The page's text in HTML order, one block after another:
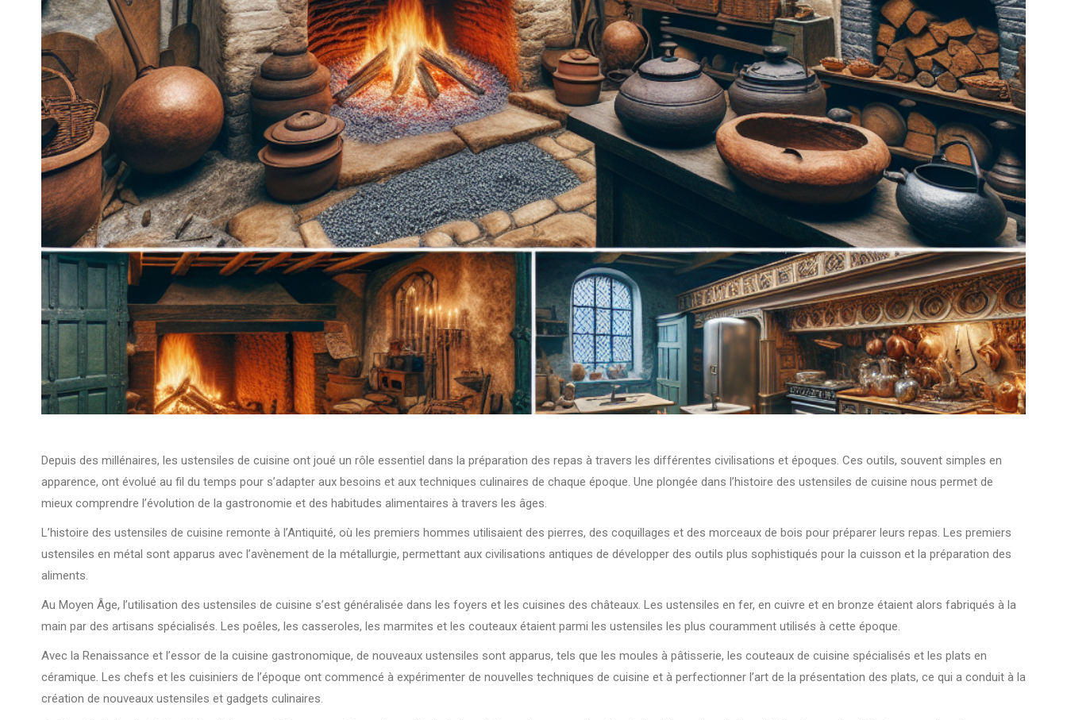
Depuis des millénaires, les ustensiles de cuisine ont joué un rôle essentiel dans la préparation des repas à travers les différentes civilisations et époques. Ces outils, souvent simples en
apparence, ont évolué au fil du temps pour s’adapter aux besoins et aux techniques culinaires de chaque époque. Une plongée dans l’histoire des ustensiles de cuisine nous permet de
mieux comprendre l’évolution de la gastronomie et des habitudes alimentaires à travers les âges.
L’histoire des ustensiles de cuisine remonte à l’Antiquité, où les premiers hommes utilisaient des pierres, des coquillages et des morceaux de bois pour préparer leurs repas. Les premiers
ustensiles en métal sont apparus avec l’avènement de la métallurgie, permettant aux civilisations antiques de développer des outils plus sophistiqués pour la cuisson et la préparation des
aliments.
Au Moyen Âge, l’utilisation des ustensiles de cuisine s’est généralisée dans les foyers et les cuisines des châteaux. Les ustensiles en fer, en cuivre et en bronze étaient alors fabriqués à la
main par des artisans spécialisés. Les poêles, les casseroles, les marmites et les couteaux étaient parmi les ustensiles les plus couramment utilisés à cette époque.
Avec la Renaissance et l’essor de la cuisine gastronomique, de nouveaux ustensiles sont apparus, tels que les moules à pâtisserie, les couteaux de cuisine spécialisés et les plats en
céramique. Les chefs et les cuisiniers de l’époque ont commencé à expérimenter de nouvelles techniques de cuisine et à perfectionner l’art de la présentation des plats, ce qui a conduit à la
création de nouveaux ustensiles et gadgets culinaires.